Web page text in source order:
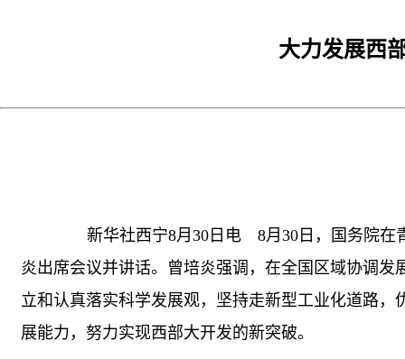
大力发展西
新华社西宁8月30日电 8月30日，国务院在
炎出席会议并讲话。曾培炎强调，在全国区域协调
立和认真落实科学发展观，坚持走新型工业化道路
展能力，努力实现西部大开发的新突破。